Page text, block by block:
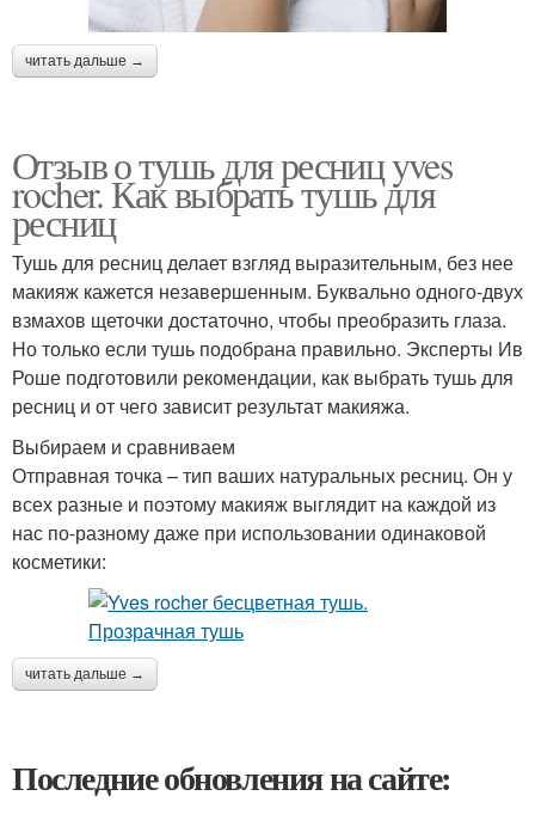
читать дальше →
Отзыв о тушь для ресниц yves
rocher. Как выбрать тушь для
ресниц
Тушь для ресниц делает взгляд выразительным, без нее
макияж кажется незавершенным. Буквально одного-двух
взмахов щеточки достаточно, чтобы преобразить глаза.
Но только если тушь подобрана правильно. Эксперты Ив
Роше подготовили рекомендации, как выбрать тушь для
ресниц и от чего зависит результат макияжа.
Выбираем и сравниваем
Отправная точка – тип ваших натуральных ресниц. Он у
всех разные и поэтому макияж выглядит на каждой из
нас по-разному даже при использовании одинаковой
косметики:
читать дальше →
Последние обновления на сайте: